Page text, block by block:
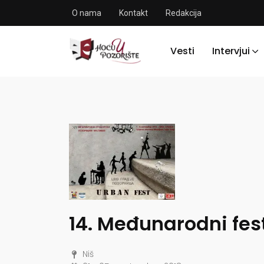
O nama Kontakt Redakcija
Vesti Intervjui
14. Međunarodni
Niš